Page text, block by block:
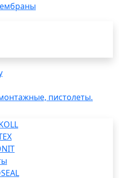
пистолеты.